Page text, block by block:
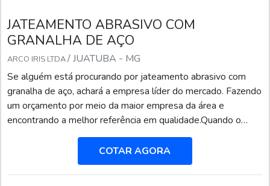
JATEAMENTO ABRASIVO COM
GRANALHA DE AÇO
ARCO IRIS LTDA/ JUATUBA - MG
Se alguém está procurando por jateamento abrasivo com
granalha de aço, achará a empresa líder do mercado. Fazendo
um orçamento por meio da maior empresa da área e
encontrando a melhor referência em qualidade.Quando o
desejo é por jateamento abrasivo com granalha de aço, com
a Arco Iris Manutenção o cliente encontrará ótima qualidade
com pagamento acessível.MAIS DETALHES SOBRE
JATEAMENTO ABRASIVO COM GRANALHA DE AÇOA
COTAR AGORA